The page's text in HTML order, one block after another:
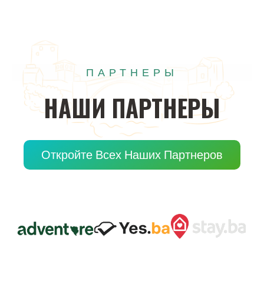
ПАРТНЕРЫ
НАШИ ПАРТНЕРЫ
Откройте Всех Наших Партнеров